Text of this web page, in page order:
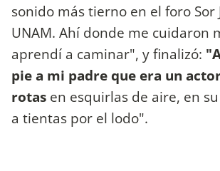
sonido más tierno en el foro Sor
UNAM. Ahí donde me cuidaron
aprendí a caminar", y finalizó:
pie a mi padre que era un
rotas en esquirlas de aire, en
a tientas por el lodo".